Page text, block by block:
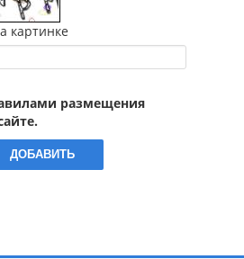
картинке
размещения